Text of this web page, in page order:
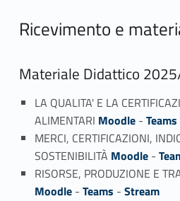
Ricevimento e
Materiale Didattico
LA QUALITA' E LA
ALIMENTARI Moodle- Teams
MERCI, CERTIFICAZIONI,
SOSTENIBILITÀ Moodle-
RISORSE, PRODUZIONE E
Moodle- Teams - Stream